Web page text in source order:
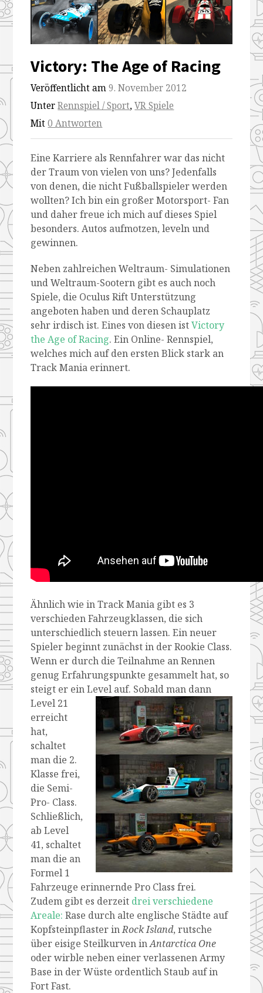
Victory: The Age of Racing
Veröffentlicht am9. November 2012
UnterRennspiel / Sport,VR Spiele
Mit0 Antworten
Eine Karriere als Rennfahrer war das nicht
der Traum von vielen von uns? Jedenfalls
von denen, die nicht Fußballspieler werden
wollten? Ich bin ein großer Motorsport- Fan
und daher freue ich mich auf dieses Spiel
besonders. Autos aufmotzen, leveln und
gewinnen.
Neben zahlreichen Weltraum- Simulationen
und Weltraum-Sootern gibt es auch noch
Spiele, die Oculus Rift Unterstützung
angeboten haben und deren Schauplatz
sehr irdisch ist. Eines von diesen istVictory
the Age of Racing. Ein Online- Rennspiel,
welches mich auf den ersten Blick stark an
Track Mania erinnert.
Ähnlich wie in Track Mania gibt es 3
verschieden Fahrzeugklassen, die sich
unterschiedlich steuern lassen. Ein neuer
Spieler beginnt zunächst in der Rookie Class.
Wenn er durch die Teilnahme an Rennen
genug Erfahrungspunkte gesammelt hat, so
steigt er ein Level auf. Sobald man dann
Level 21
erreicht
hat,
schaltet
man die 2.
Klasse frei,
die Semi-
Pro- Class.
Schließlich,
ab Level
41, schaltet
man die an
Formel 1
Fahrzeuge erinnernde Pro Class frei.
Zudem gibt es derzeit drei verschiedene
Areale: Rase durch alte englische Städte auf
Kopfsteinpflaster inRock Island, rutsche
über eisige Steilkurven inAntarctica One
oder wirble neben einer verlassenen Army
Base in der Wüste ordentlich Staub auf in
Fort Fast.